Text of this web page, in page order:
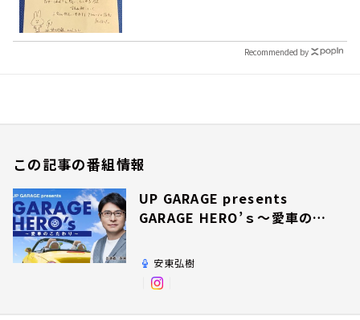
Recommended by
この記事の番組情報
UP GARAGE presents
GARAGE HERO’ｓ～愛車のこ
安東弘樹